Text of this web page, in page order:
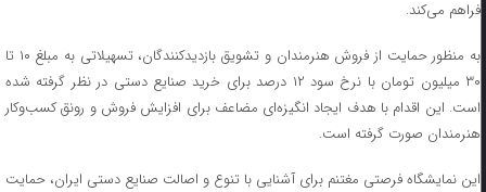
فراهم می‌کند.
به منظور حمایت از فروش هنرمندان و تشویق بازدیدکنندگان، تسهیلاتی به مبلغ ۱۰ تا
۳۰ میلیون تومان با نرخ سود ۱۲ درصد برای خرید صنایع دستی در نظر گرفته شده
است. این اقدام با هدف ایجاد انگیزه‌ای مضاعف برای افزایش فروش و رونق کسب‌وکار
هنرمندان صورت گرفته است.
این نمایشگاه فرصتی مغتنم برای آشنایی با تنوع و اصالت صنایع دستی ایران، حمایت